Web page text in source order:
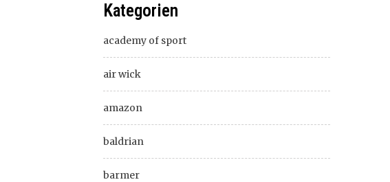
Kategorien
academy of sport
air wick
amazon
baldrian
barmer